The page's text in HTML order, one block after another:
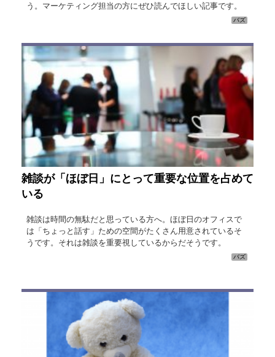
う。マーケティング担当の方にぜひ読んでほしい記事です。
バズ
雑談が「ほぼ日」にとって重要な位置を占めて
いる
雑談は時間の無駄だと思っている方へ。ほぼ日のオフィスで
は「ちょっと話す」ための空間がたくさん用意されているそ
うです。それは雑談を重要視しているからだそうです。
バズ